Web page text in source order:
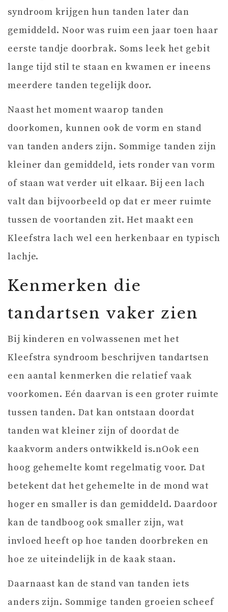
syndroom krijgen hun tanden later dan
gemiddeld. Noor was ruim een jaar toen haar
eerste tandje doorbrak. Soms leek het gebit
lange tijd stil te staan en kwamen er ineens
meerdere tanden tegelijk door.
Naast het moment waarop tanden
doorkomen, kunnen ook de vorm en stand
van tanden anders zijn. Sommige tanden zijn
kleiner dan gemiddeld, iets ronder van vorm
of staan wat verder uit elkaar. Bij een lach
valt dan bijvoorbeeld op dat er meer ruimte
tussen de voortanden zit. Het maakt een
Kleefstra lach wel een herkenbaar en typisch
lachje.
Kenmerken die
tandartsen vaker zien
Bij kinderen en volwassenen met het
Kleefstra syndroom beschrijven tandartsen
een aantal kenmerken die relatief vaak
voorkomen. Eén daarvan is een groter ruimte
tussen tanden. Dat kan ontstaan doordat
tanden wat kleiner zijn of doordat de
kaakvorm anders ontwikkeld is.nOok een
hoog gehemelte komt regelmatig voor. Dat
betekent dat het gehemelte in de mond wat
hoger en smaller is dan gemiddeld. Daardoor
kan de tandboog ook smaller zijn, wat
invloed heeft op hoe tanden doorbreken en
hoe ze uiteindelijk in de kaak staan.
Daarnaast kan de stand van tanden iets
anders zijn. Sommige tanden groeien scheef